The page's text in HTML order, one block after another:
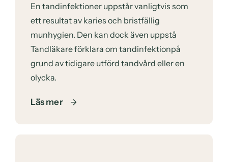
En tandinfektioner uppstår vanligtvis som
ett resultat av karies och bristfällig
munhygien. Den kan dock även uppstå
Tandläkare förklara om tandinfektionpå
grund av tidigare utförd tandvård eller en
olycka.
Läs mer